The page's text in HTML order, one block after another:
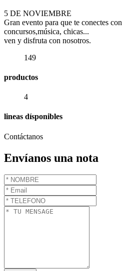
5 DE NOVIEMBRE
Gran evento para que te conectes
concursos,música, chicas...
ven y disfruta con nosotros.
149
productos
4
lineas dísponibles
Contáctanos
Envíanos una nota